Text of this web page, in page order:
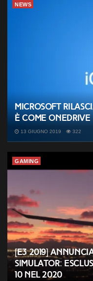
NEWS
Microsoft
è come OneDrive
13 GIUGNO 2019 322
GAMING
[E3 2019]
Simulator:
10 nel 2020